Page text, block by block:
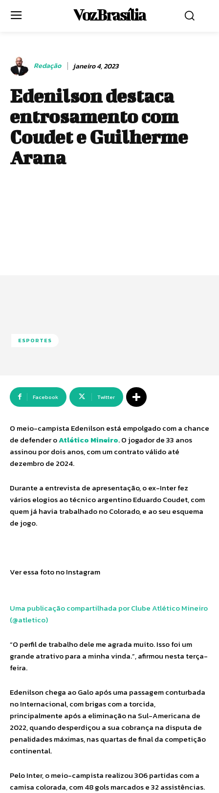
Voz Brasília
Redação janeiro 4, 2023
Edenilson destaca
entrosamento com
Coudet e Guilherme
Arana
ESPORTES
Facebook Twitter
O meio-campista Edenilson está empolgado com a chance
de defender oAtlético Mineiro. O jogador de 33 anos
assinou por dois anos, com um contrato válido até
dezembro de 2024.
Durante a entrevista de apresentação, o ex-Inter fez
vários elogios ao técnico argentino Eduardo Coudet, com
quem já havia trabalhado no Colorado, e ao seu esquema
de jogo.
Ver essa foto no Instagram
Uma publicação compartilhada por Clube Atlético Mineiro
(@atletico)
“O perfil de trabalho dele me agrada muito. Isso foi um
grande atrativo para a minha vinda.”, afirmou nesta terça-
feira.
Edenilson chega ao Galo após uma passagem conturbada
no Internacional, com brigas com a torcida,
principalmente após a eliminação na Sul-Americana de
2022, quando desperdiçou a sua cobrança na disputa de
penalidades máximas, nas quartas de final da competição
continental.
Pelo Inter, o meio-campista realizou 306 partidas com a
camisa colorada, com 48 gols marcados e 32 assistências.